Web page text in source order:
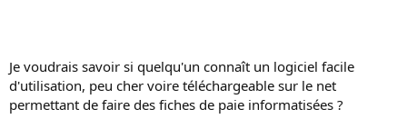
c
u
s
Je voudrais savoir si quelqu'un connaît un logiciel facile
d'utilisation, peu cher voire téléchargeable sur le net
permettant de faire des fiches de paie informatisées ?